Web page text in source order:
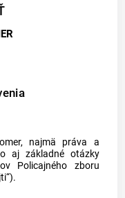
najmä práva a
aj základné otázky
Policajného zboru